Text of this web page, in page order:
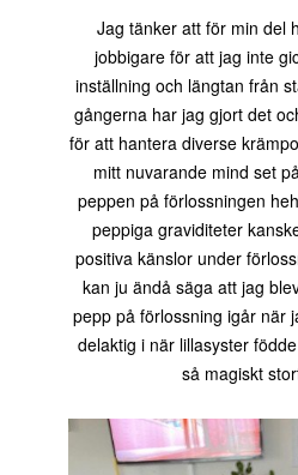
Jag tänker att för min del
jobbigare för att jag inte
inställning och längtan från
gångerna har jag gjort det
för att hantera diverse
mitt nuvarande mind set
peppen på förlossningen
peppiga graviditeter
positiva känslor under
kan ju ändå säga att jag
pepp på förlossning igår när
delaktig i när lillasyster
så magiskt